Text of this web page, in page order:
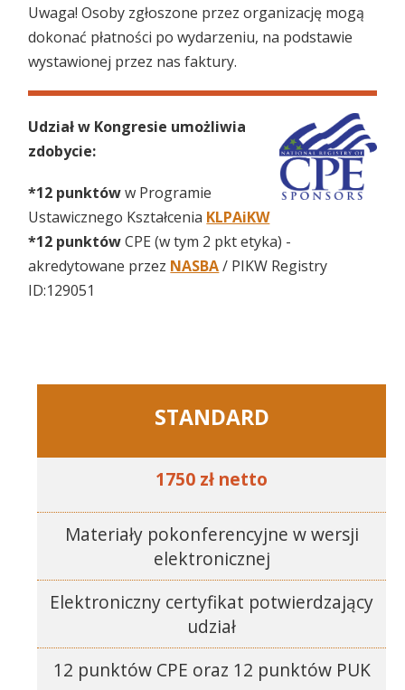
Uwaga! Osoby zgłoszone przez organizację mogą
dokonać płatności po wydarzeniu, na podstawie
wystawionej przez nas faktury.
Udział w Kongresie umożliwia
zdobycie:
*12 punktóww Programie
Ustawicznego Kształcenia KLPAiKW
*12 punktówCPE (w tym 2 pkt etyka) -
akredytowane przez NASBA/ PIKW Registry
ID:129051
STANDARD
1750 zł netto
Materiały pokonferencyjne w wersji
elektronicznej
Elektroniczny certyfikat potwierdzający
udział
12 punktów CPE oraz 12 punktów PUK